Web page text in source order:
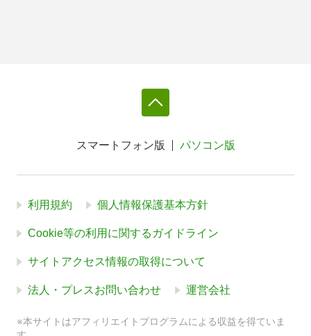
スマートフォン版 パソコン版
利用規約 個人情報保護基本方針
Cookie等の利用に関するガイドライン
サイトアクセス情報の取得について
法人・プレスお問い合わせ 運営会社
※本サイトはアフィリエイトプログラムによる収益を得ていま